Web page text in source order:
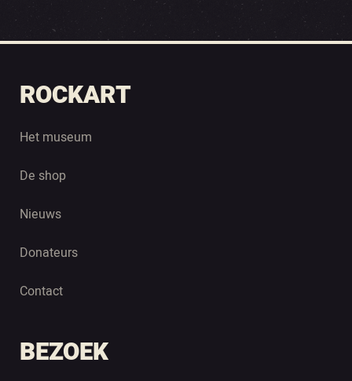
ROCKART
Het museum
De shop
Nieuws
Donateurs
Contact
BEZOEK